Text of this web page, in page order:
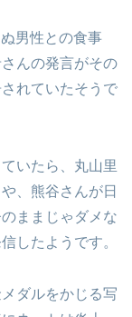
男性との食事
んの発言がその
れていたそうで
いたら、丸山里
、熊谷さんが日
ままじゃダメな
したようです。
ダルをかじる写